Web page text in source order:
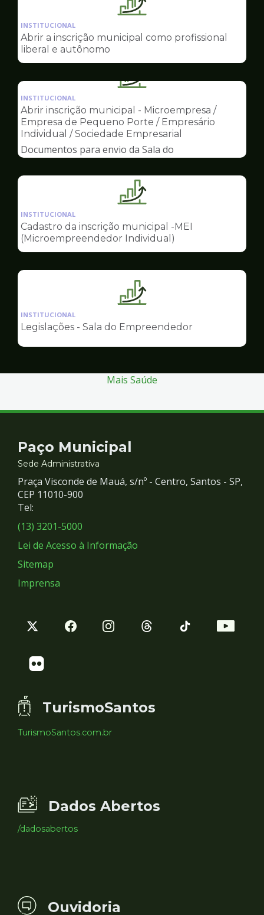
Ilustração
pagina
Sala
Empreendedor
INSTITUCIONAL
Abrir a inscrição municipal como profissional
liberal e autônomo
Ilustração
pagina
de
Sala
do
Empreendedor
INSTITUCIONAL
Abrir inscrição municipal - Microempresa /
Empresa de Pequeno Porte / Empresário
Individual / Sociedade Empresarial
Documentos para envio da Sala do
Ilustração
pagina
de
Sala
INSTITUCIONAL
Cadastro da inscrição municipal -MEI
(Microempreendedor Individual)
Ilustração
pagina
Sala
Empreendedor
INSTITUCIONAL
Legislações - Sala do Empreendedor
Mais Saúde
Contato
e
Redes
Sociais
Paço Municipal
Sede Administrativa
Praça Visconde de Mauá, s/nº - Centro, Santos - SP,
CEP 11010-900
Tel:
(13) 3201-5000
Lei de Acesso à Informação
Sitemap
Imprensa
TurismoSantos
TurismoSantos.com.br
Dados Abertos
/dadosabertos
Ouvidoria